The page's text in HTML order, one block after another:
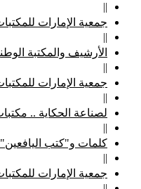
||
جمعية الإمارات
||
الأرشيف والمكتبة
||
جمعية الإمارات
||
لصناعة الحكاية ..
||
كلمات و"كتب اليافعين" تهديان 350 كتاباً لأطفال
||
جمعية الإمارات